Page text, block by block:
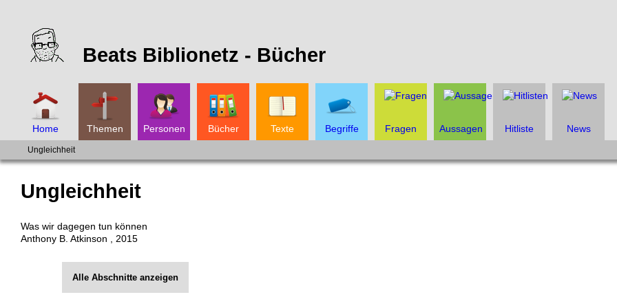
Beats Biblionetz - Bücher
Home Themen Personen Bücher Texte Begriffe Fragen Aussagen Hitliste News
Ungleichheit
Ungleichheit
Was wir dagegen tun können
Anthony B. Atkinson
2015
Alle Abschnitte anzeigen